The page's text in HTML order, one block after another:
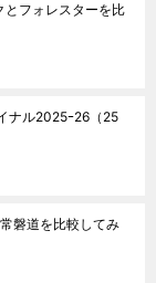
とフォレスターを比
ナル2025ｰ26 （25
磐道を比較してみ